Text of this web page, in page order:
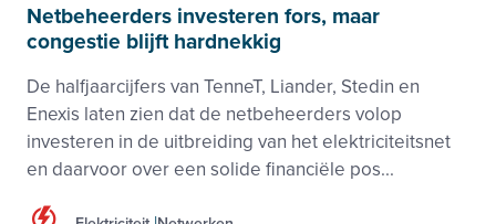
Netbeheerders investeren fors, maar
congestie blijft hardnekkig
De halfjaarcijfers van TenneT, Liander, Stedin en
Enexis laten zien dat de netbeheerders volop
investeren in de uitbreiding van het elektriciteitsnet
en daarvoor over een solide financiële pos...